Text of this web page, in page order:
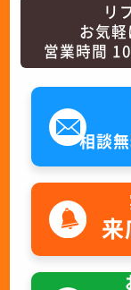
リ
お気
営業時間
相談